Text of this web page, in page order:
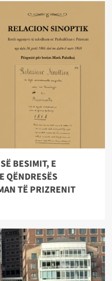
BESIMIT, E
QËNDRESËS
TË PRIZRENIT